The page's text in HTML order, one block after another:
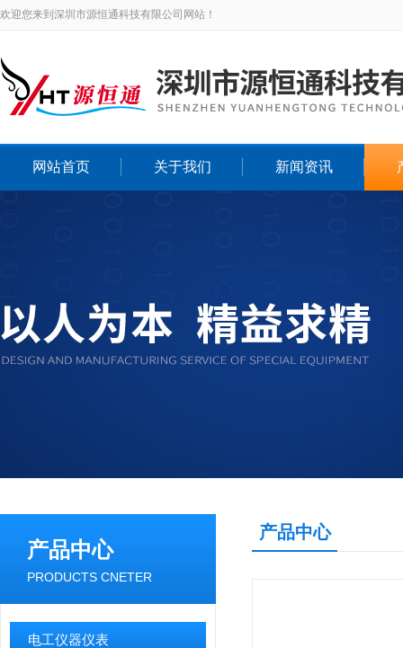
欢迎您来到深圳市源恒通科技有限公司网站！
网站首页 关于我们 新闻资讯
产品中心
PRODUCTS CNETER
电工仪器仪表
产品中心